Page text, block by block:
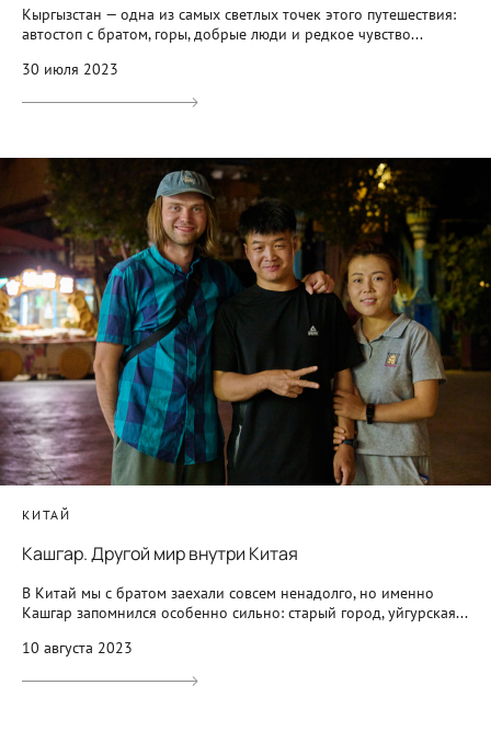
Кыргызстан — одна из самых светлых точек этого путешествия:
автостоп с братом, горы, добрые люди и редкое чувство...
30 июля 2023
КИТАЙ
Кашгар. Другой мир внутри Китая
В Китай мы с братом заехали совсем ненадолго, но именно
Кашгар запомнился особенно сильно: старый город, уйгурская...
10 августа 2023